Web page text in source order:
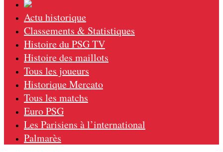
Actu historique
Classements & Statistiques
Histoire du PSG TV
Histoire des maillots
Tous les joueurs
Historique Mercato
Tous les matchs
Euro PSG
Les Parisiens à l’international
Palmarès